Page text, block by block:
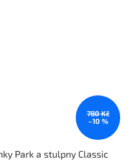
780 Kč
–10 %
Park a stulpny Classic